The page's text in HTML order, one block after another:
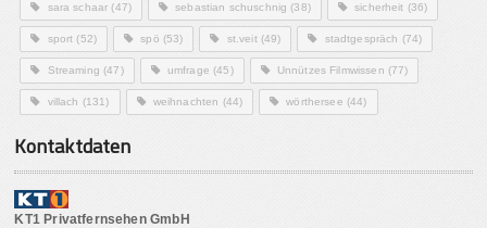
sara schaar (47) sebastian schuschnig (38) sicherheit (36)
sport (52) spö (53) st.veit(49) stadtgespräch (74)
Streaming (47) umfrage (45) Unnützes Filmwissen (77)
villach (131) weihnachten (44) wörthersee (44)
Kontaktdaten
KT1 Privatfernsehen GmbH